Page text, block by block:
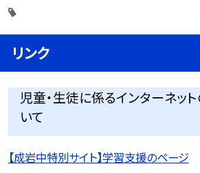
リンク
児童・生徒に係るインターネッ
いて
【成岩中特別サイト】学習支援のページ